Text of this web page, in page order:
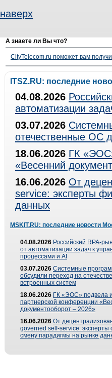
наверх
А знаете ли Вы что?
CityTelecom.ru поможет вам
ITSZ.RU: последние
04.08.2026
автоматизации
03.07.2026
отечественные ОС
18.06.2026 ГК
«Весенний
16.06.2026 От
service: эксперты
данных
MSKIT.RU: последние новости
04.08.2026 Российский RPA-
от автоматизации задач к
процессами и AI
03.07.2026 Системные
обсудили переход на
встроенных систем
18.06.2026 ГК «ЭОС» подвела
партнерской конференции
документооборот – 2026»
16.06.2026 От
governed self-service: эксперты
смену парадигмы на рынке